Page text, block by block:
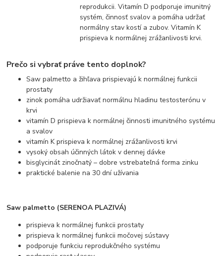
reprodukcii. Vitamín D podporuje imunitný
systém, činnosť svalov a pomáha udržať
normálny stav kostí a zubov. Vitamín K
prispieva k normálnej zrážanlivosti krvi.
Prečo si vybrať práve tento doplnok?
Saw palmetto a žihľava prispievajú k normálnej funkcii
prostaty
zinok pomáha udržiavať normálnu hladinu testosterónu v
krvi
vitamín D prispieva k normálnej činnosti imunitného systému
a svalov
vitamín K prispieva k normálnej zrážanlivosti krvi
vysoký obsah účinných látok v dennej dávke
bisglycinát zinočnatý – dobre vstrebateľná forma zinku
praktické balenie na 30 dní užívania
Saw palmetto (SERENOA PLAZIVÁ)
prispieva k normálnej funkcii prostaty
prispieva k normálnej funkcii močovej sústavy
podporuje funkciu reprodukčného systému